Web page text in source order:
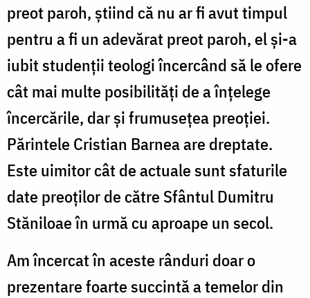
preot paroh, știind că nu ar fi avut timpul
pentru a fi un adevărat preot paroh, el și-a
iubit studenții teologi încercând să le ofere
cât mai multe posibilități de a înțelege
încercările, dar și frumusețea preoției.
Părintele Cristian Barnea are dreptate.
Este uimitor cât de actuale sunt sfaturile
date preoților de către Sfântul Dumitru
Stăniloae în urmă cu aproape un secol.
Am încercat în aceste rânduri doar o
prezentare foarte succintă a temelor din